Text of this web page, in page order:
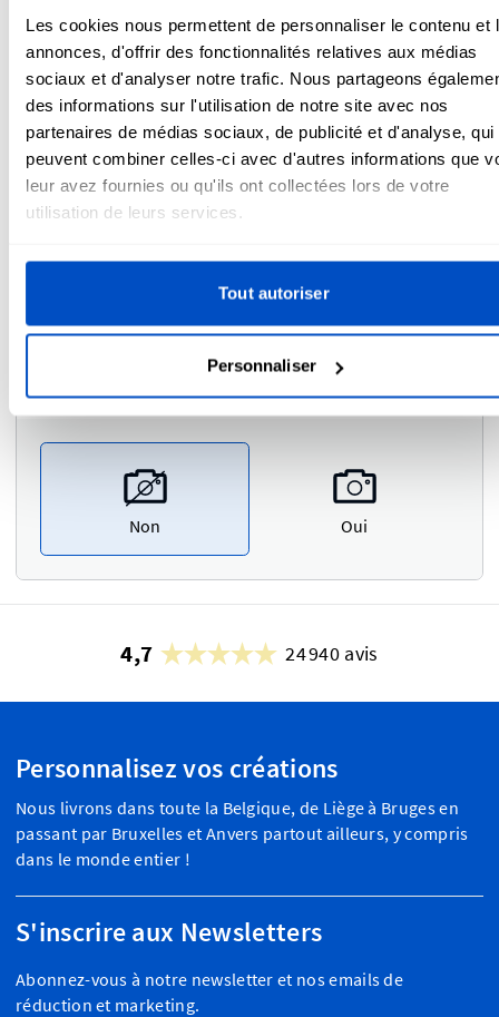
Les cookies nous permettent de personnaliser le contenu et
annonces, d'offrir des fonctionnalités relatives aux médias
sociaux et d'analyser notre trafic. Nous partageons
des informations sur l'utilisation de notre site avec nos
partenaires de médias sociaux, de publicité et d'analyse, qui
peuvent combiner celles-ci avec d'autres informations que
leur avez fournies ou qu'ils ont collectées lors de votre
utilisation de leurs services.
Tout autoriser
Personnaliser
Commentaires
Veuillez saisir vos commentaires ou instructions ici.
Non Oui
4,7 24 940 avis
Personnalisez vos créations
Nous livrons dans toute la Belgique, de Liège à Bruges en
passant par Bruxelles et Anvers partout ailleurs, y compris
dans le monde entier !
S'inscrire aux Newsletters
Abonnez-vous à notre newsletter et nos emails de
réduction et marketing.